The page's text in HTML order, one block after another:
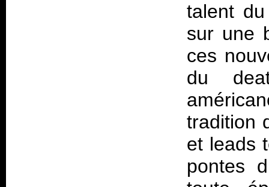
talent
sur une
ces
du
tradition
et leads
pontes